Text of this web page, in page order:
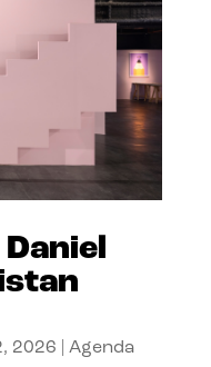
2026 Agenda